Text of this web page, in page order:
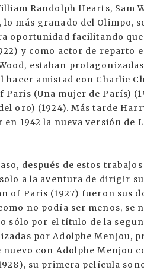
Randolph Hearts, Sam
lo más granado del Olimpo,
oportunidad facilitando
y como actor de reparto
estaban
hacer amistad con Charlie
Paris (Una mujer de París)
oro) (1924). Más tarde
en 1942 la nueva versión de
después de estos
a la aventura de dirigir
of Paris (1927) fueron sus
no podía ser menos, se
sólo por el título de la
por Adolphe Menjou,
nuevo con Adolphe
su primera película